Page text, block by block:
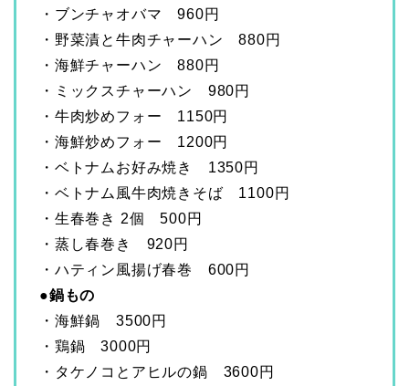
・ブンチャオバマ 960円
・野菜漬と牛肉チャーハン 880円
・海鮮チャーハン 880円
・ミックスチャーハン 980円
・牛肉炒めフォー 1150円
・海鮮炒めフォー 1200円
・ベトナムお好み焼き 1350円
・ベトナム風牛肉焼きそば 1100円
・生春巻き 2個 500円
・蒸し春巻き 920円
・ハティン風揚げ春巻 600円
●鍋もの
・海鮮鍋 3500円
・鶏鍋 3000円
・タケノコとアヒルの鍋 3600円